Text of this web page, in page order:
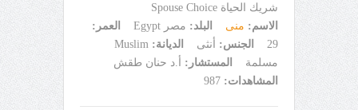
شريك الحياة Spouse Choice
الاسم: منى البلد: مصر Egypt
العمر:
29
الجنس: أنثى الديانة: Muslim
مسلمة
المستشار:
أ.د حنان طقش
المشاهدات: 987